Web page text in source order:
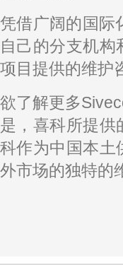
凭借广阔的国际
自己的分支机
项目提供的维护
欲了解更多
是，喜科所提供
科作为中国本土
外市场的独特的